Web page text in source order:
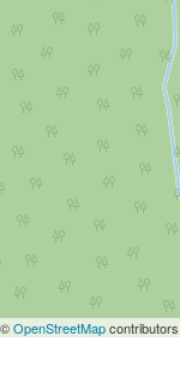
OpenStreetMapcontributors